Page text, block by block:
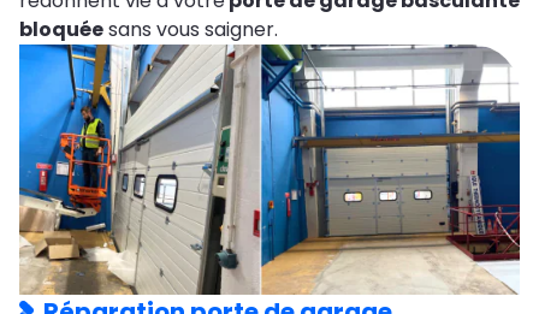
bloquéesans vous saigner.